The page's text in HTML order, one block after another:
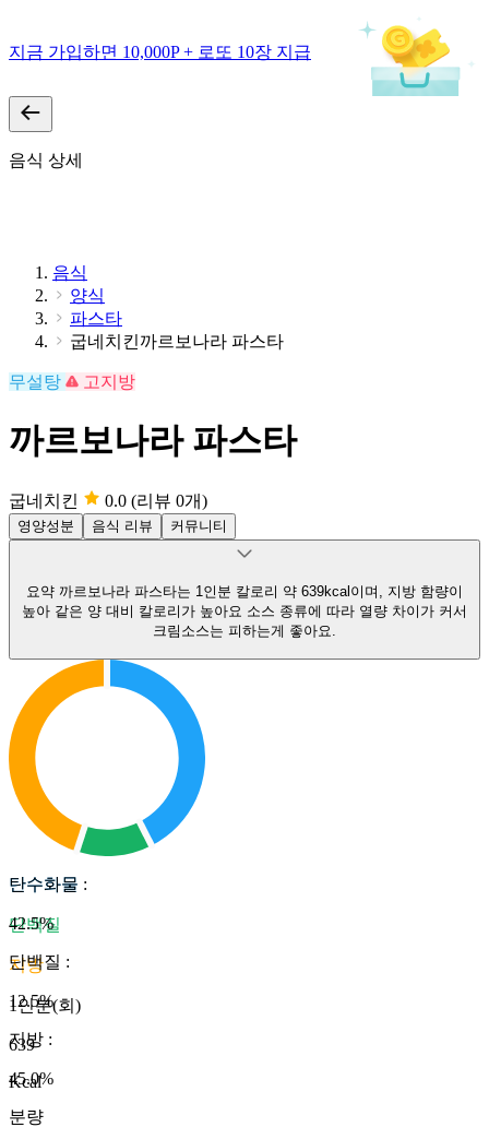
지금 가입하면 10,000P + 로또 10장 지급
음식 상세
음식
양식
파스타
굽네치킨까르보나라 파스타
무설탕 고지방
까르보나라 파스타
굽네치킨 0.0 (리뷰 0개)
영양성분 음식 리뷰 커뮤니티
요약 까르보나라 파스타는 1인분 칼로리 약 639kcal이며, 지방 함량이
높아 같은 양 대비 칼로리가 높아요 소스 종류에 따라 열량 차이가 커서
크림소스는 피하는게 좋아요.
탄수화물
단백질
지방
1인분(회)
639
Kcal
탄수화물 :
42.5%
단백질 :
12.5%
지방 :
45.0%
분량